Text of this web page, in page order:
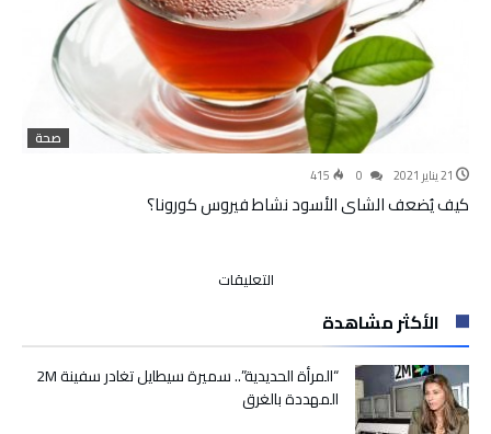
صحة
21 يناير 2021 415
كيف يُضعف الشاي الأسود نشاط فيروس كورونا؟
التعليقات
الشاي
الأسود
نشاط
الأكثر مشاهدة
“المرأة الحديدية”.. سميرة سيطايل تغادر سفينة 2M
المهددة بالغرق